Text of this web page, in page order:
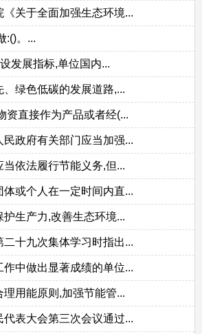
关于全面加强生态环境...
:()。...
发展指标,单位国内...
绿色低碳的发展道路,...
资直接作为产品或者经(...
政府有关部门应当加强...
依法履行节能义务,但...
或个人在一定时间内直...
生产力,改善生态环境...
十九次集体学习时指出...
中做出显著成绩的单位...
用能原则,加强节能管...
表大会第三次会议通过...